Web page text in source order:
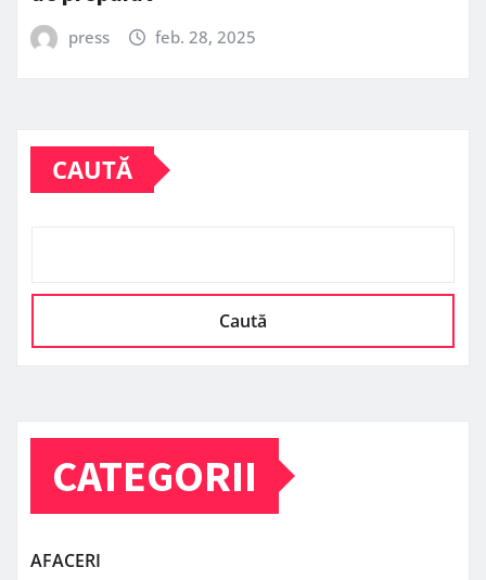
press feb. 28, 2025
CAUTĂ
Caută
CATEGORII
AFACERI